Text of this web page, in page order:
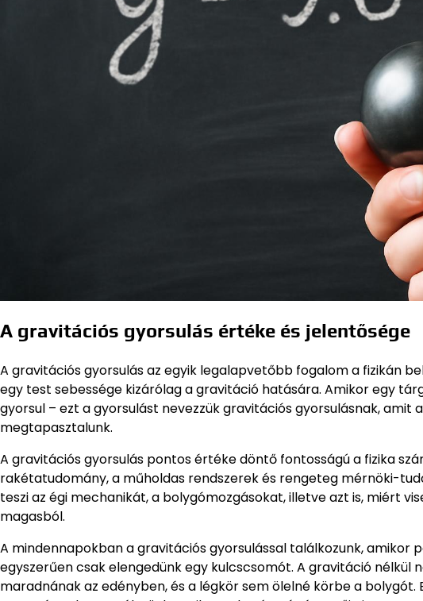
A gravitációs gyorsulás értéke és jelentősége
A gravitációs gyorsulás az egyik legalapvetőbb fogalom a fizikán
egy test sebessége kizárólag a gravitáció hatására. Amikor egy
gyorsul – ezt a gyorsulást nevezzük gravitációs gyorsulásnak, amit
megtapasztalunk.
A gravitációs gyorsulás pontos értéke döntő fontosságú a fizika
rakétatudomány, a műholdas rendszerek és rengeteg mérnöki-
teszi az égi mechanikát, a bolygómozgásokat, illetve azt is, miért
magasból.
A mindennapokban a gravitációs gyorsulással találkozunk, amikor
egyszerűen csak elengedünk egy kulcscsomót. A gravitáció nélkül
maradnának az edényben, és a légkör sem ölelné körbe a